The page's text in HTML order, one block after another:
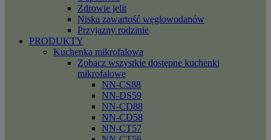
Zdrowie jelit
Niska zawartość węglowodanów
Przyjazny rodzinie
PRODUKTY
Kuchenka mikrofalowa
Zobacz wszystkie dostępne kuchenki
mikrofalowe
NN-CS88
NN-DS59
NN-CD88
NN-CD58
NN-CT57